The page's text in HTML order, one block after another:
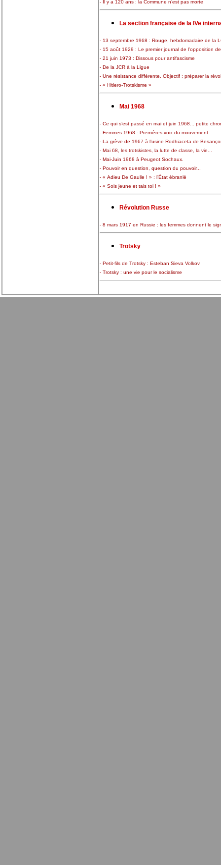
- Il y a 120 ans : la Commune n’est pas morte
La section française de la IVe
- 13 septembre 1968 : Rouge, hebdomadaire de la
- 15 août 1929 : Le premier journal de l’opposition
- 21 juin 1973 : Dissous pour antifascisme
- De la JCR à la Ligue
- Une résistance différente. Objectif : préparer la
- « Hitlero-Trotskisme »
Mai 1968
- Ce qui s’est passé en mai et juin 1968... petite
- Femmes 1968 : Premières voix du mouvement.
- La grève de 1967 à l’usine Rodhiaceta de
- Mai 68, les trotskistes, la lutte de classe, la vie...
- Mai-Juin 1968 à Peugeot Sochaux.
- Pouvoir en question, question du pouvoir...
- « Adieu De Gaulle ! » : l’État ébranlé
- « Sois jeune et tais toi ! »
Révolution Russe
- 8 mars 1917 en Russie : les femmes donnent le
Trotsky
- Petit-fils de Trotsky : Esteban Sieva Volkov
- Trotsky : une vie pour le socialisme